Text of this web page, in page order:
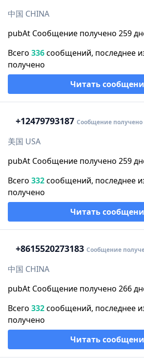
中国 CHINA
pubAt Сообщение получено 259
Всего 336сообщений, последнее
получено
Читать
+12479793187 Сообщение получено
美国 USA
pubAt Сообщение получено 259
Всего 332сообщений, последнее
получено
Читать
+8615520273183 Сообщение
中国 CHINA
pubAt Сообщение получено 266
Всего 332сообщений, последнее
получено
Читать